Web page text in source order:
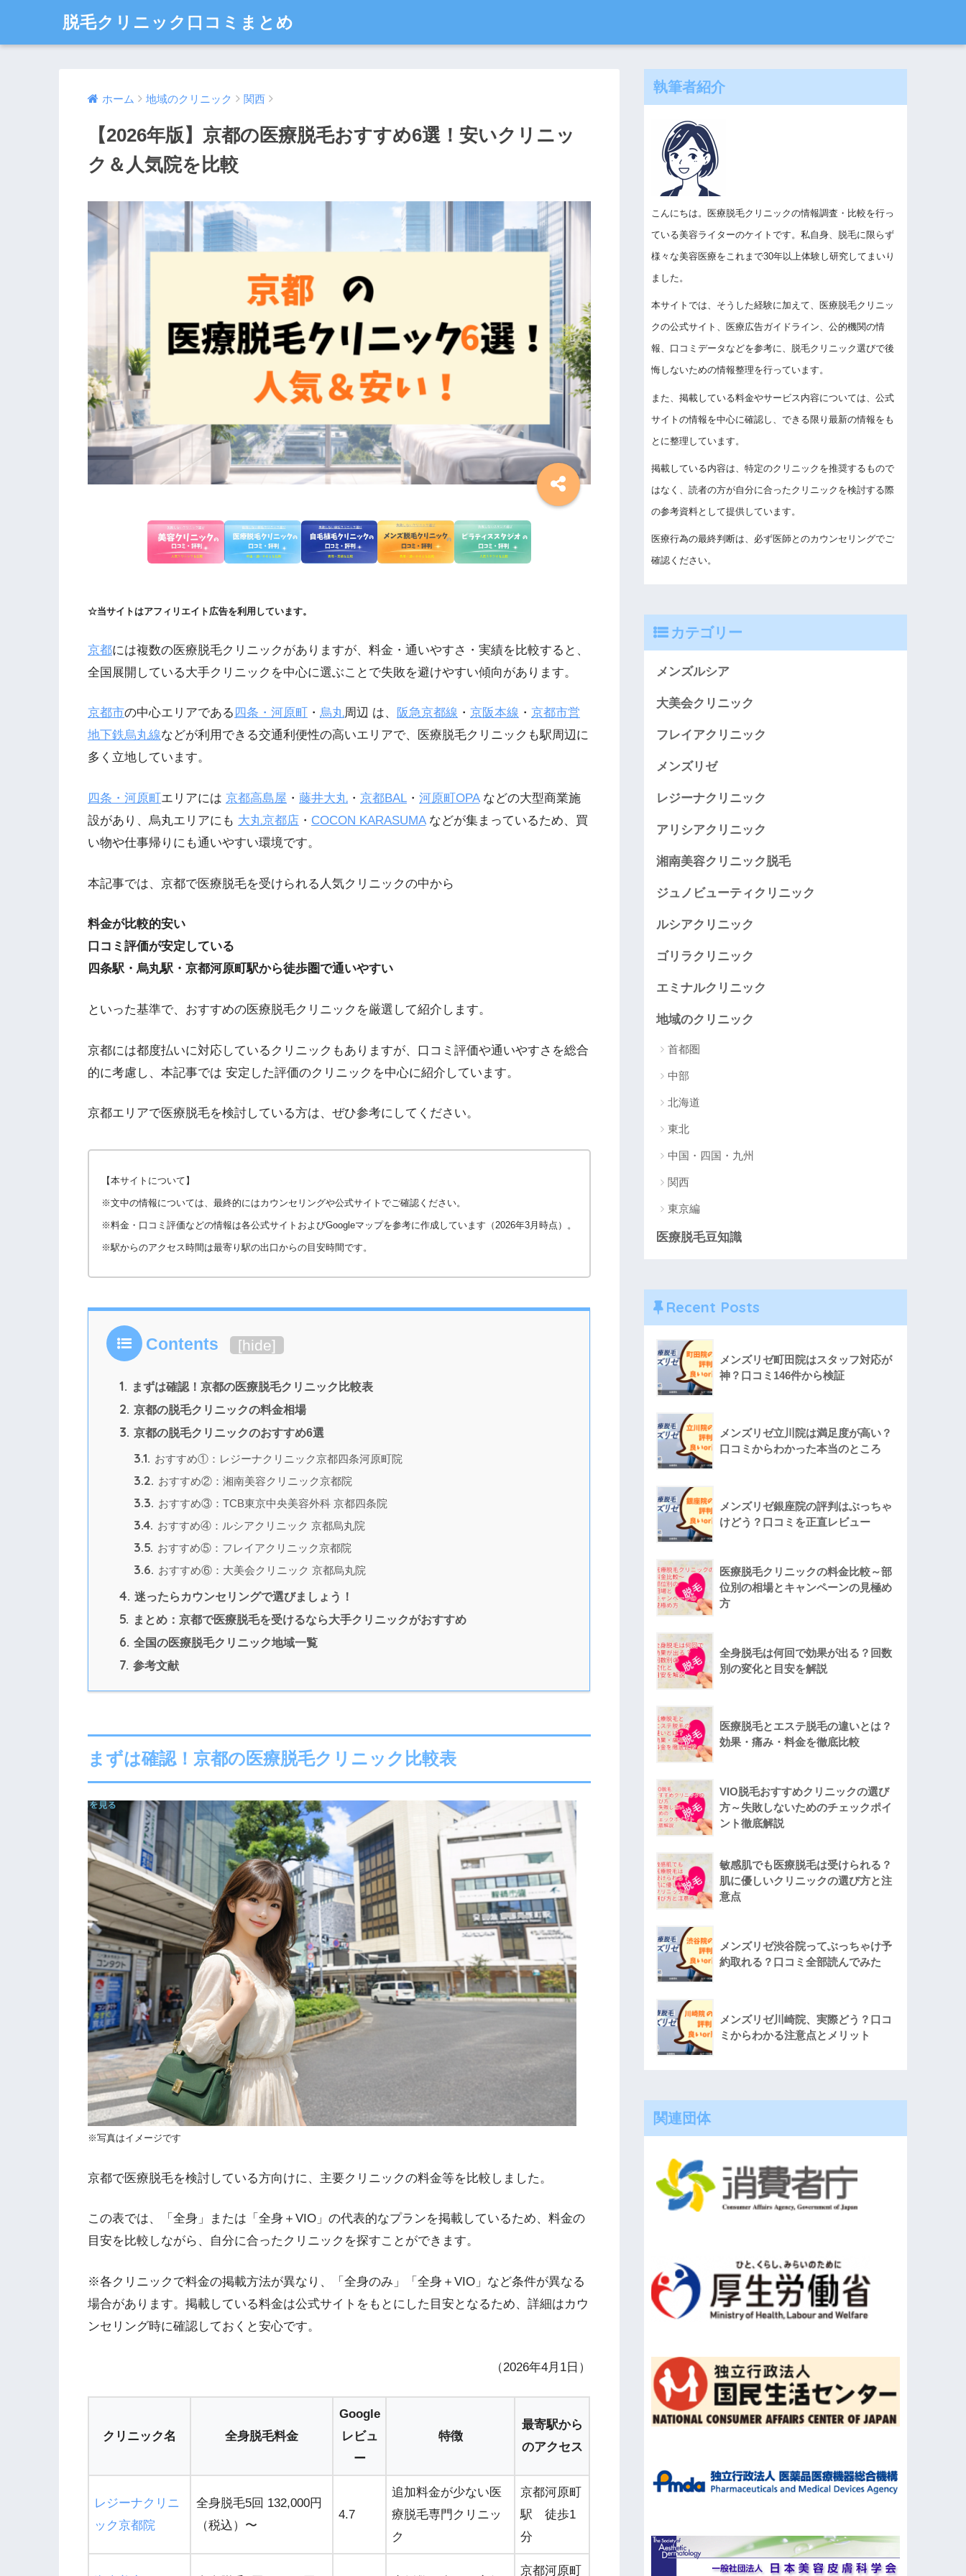
脱毛クリニック口コミまとめ
ホーム 地域のクリニック 関西
【2026年版】京都の医療脱毛おすすめ6選！安いクリニッ
ク＆人気院を比較
☆当サイトはアフィリエイト広告を利用しています。
京都には複数の医療脱毛クリニックがありますが、料金・通いやすさ・実績を比較すると、
全国展開している大手クリニックを中心に選ぶことで失敗を避けやすい傾向があります。
京都市の中心エリアである 四条・河原町 ・ 烏丸周辺 は、 阪急京都線 ・ 京阪本線 ・ 京都市営
地下鉄烏丸線などが利用できる交通利便性の高いエリアで、医療脱毛クリニックも駅周辺に
多く立地しています。
四条・河原町エリアには 京都高島屋 ・ 藤井大丸 ・ 京都BAL ・ 河原町OPAなどの大型商業施
設があり、烏丸エリアにも 大丸京都店 ・ COCON KARASUMAなどが集まっているため、買
い物や仕事帰りにも通いやすい環境です。
本記事では、京都で医療脱毛を受けられる人気クリニックの中から
料金が比較的安い
口コミ評価が安定している
四条駅・烏丸駅・京都河原町駅から徒歩圏で通いやすい
といった基準で、おすすめの医療脱毛クリニックを厳選して紹介します。
京都には都度払いに対応しているクリニックもありますが、口コミ評価や通いやすさを総合
的に考慮し、本記事では 安定した評価のクリニックを中心に紹介しています。
京都エリアで医療脱毛を検討している方は、ぜひ参考にしてください。
【本サイトについて】
※文中の情報については、最終的にはカウンセリングや公式サイトでご確認ください。
※料金・口コミ評価などの情報は各公式サイトおよびGoogleマップを参考に作成しています（2026年3月時点）。
※駅からのアクセス時間は最寄り駅の出口からの目安時間です。
Contents [hide]
1. まずは確認！京都の医療脱毛クリニック比較表
2. 京都の脱毛クリニックの料金相場
3. 京都の脱毛クリニックのおすすめ6選
3.1. おすすめ①：レジーナクリニック京都四条河原町院
3.2. おすすめ②：湘南美容クリニック京都院
3.3. おすすめ③：TCB東京中央美容外科 京都四条院
3.4. おすすめ④：ルシアクリニック 京都烏丸院
3.5. おすすめ⑤：フレイアクリニック京都院
3.6. おすすめ⑥：大美会クリニック 京都烏丸院
4. 迷ったらカウンセリングで選びましょう！
5. まとめ：京都で医療脱毛を受けるなら大手クリニックがおすすめ
6. 全国の医療脱毛クリニック地域一覧
7. 参考文献
まずは確認！京都の医療脱毛クリニック比較表
※写真はイメージです
京都で医療脱毛を検討している方向けに、主要クリニックの料金等を比較しました。
この表では、「全身」または「全身＋VIO」の代表的なプランを掲載しているため、料金の
目安を比較しながら、自分に合ったクリニックを探すことができます。
※各クリニックで料金の掲載方法が異なり、「全身のみ」「全身＋VIO」など条件が異なる
場合があります。掲載している料金は公式サイトをもとにした目安となるため、詳細はカウ
ンセリング時に確認しておくと安心です。
（2026年4月1日）
クリニック名 全身脱毛料金
Google
レビュ
ー
特徴
最寄駅から
のアクセス
レジーナクリニ
ック京都院
全身脱毛5回 132,000円
（税込）〜
4.7
追加料金が少ない医
療脱毛専門クリニッ
ク
京都河原町
駅 徒歩1
分
京都河原町
執筆者紹介
こんにちは。医療脱毛クリニックの情報調査・比較を行っ
ている美容ライターのケイトです。私自身、脱毛に限らず
様々な美容医療をこれまで30年以上体験し研究してまいり
ました。
本サイトでは、そうした経験に加えて、医療脱毛クリニッ
クの公式サイト、医療広告ガイドライン、公的機関の情
報、口コミデータなどを参考に、脱毛クリニック選びで後
悔しないための情報整理を行っています。
また、掲載している料金やサービス内容については、公式
サイトの情報を中心に確認し、できる限り最新の情報をも
とに整理しています。
掲載している内容は、特定のクリニックを推奨するもので
はなく、読者の方が自分に合ったクリニックを検討する際
の参考資料として提供しています。
医療行為の最終判断は、必ず医師とのカウンセリングでご
確認ください。
カテゴリー
メンズルシア
大美会クリニック
フレイアクリニック
メンズリゼ
レジーナクリニック
アリシアクリニック
湘南美容クリニック脱毛
ジュノビューティクリニック
ルシアクリニック
ゴリラクリニック
エミナルクリニック
地域のクリニック
首都圏
中部
北海道
東北
中国・四国・九州
関西
東京編
医療脱毛豆知識
Recent Posts
メンズリゼ町田院はスタッフ対応が
神？口コミ146件から検証
メンズリゼ立川院は満足度が高い？
口コミからわかった本当のところ
メンズリゼ銀座院の評判はぶっちゃ
けどう？口コミを正直レビュー
医療脱毛クリニックの料金比較～部
位別の相場とキャンペーンの見極め
方
全身脱毛は何回で効果が出る？回数
別の変化と目安を解説
医療脱毛とエステ脱毛の違いとは？
効果・痛み・料金を徹底比較
VIO脱毛おすすめクリニックの選び
方～失敗しないためのチェックポイ
ント徹底解説
敏感肌でも医療脱毛は受けられる？
肌に優しいクリニックの選び方と注
意点
メンズリゼ渋谷院ってぶっちゃけ予
約取れる？口コミ全部読んでみた
メンズリゼ川崎院、実際どう？口コ
ミからわかる注意点とメリット
関連団体